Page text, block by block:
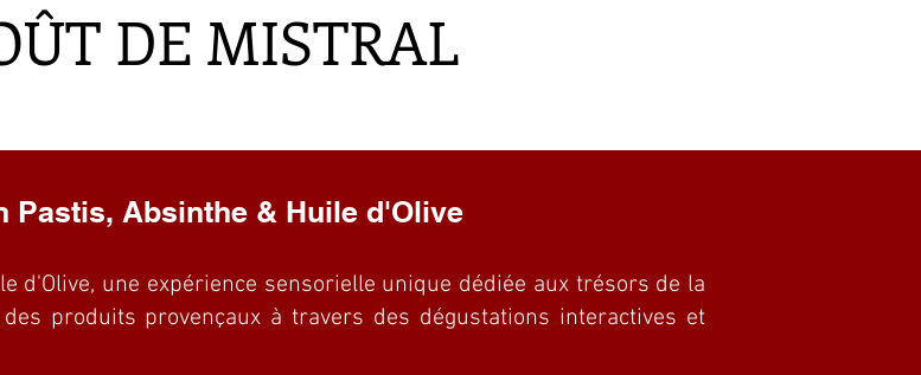
DE MISTRAL
Pastis, Absinthe & Huile d'Olive
d'Olive, une expérience sensorielle unique dédiée aux trésors de la
produits provençaux à travers des dégustations interactives et